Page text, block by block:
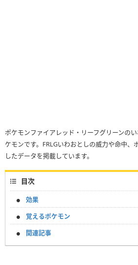
ポケモンファイアレッド・リーフグリーンの
ケモンです。FRLGいわおとしの威力や命中、
したデータを掲載しています。
目次
効果
覚えるポケモン
関連記事